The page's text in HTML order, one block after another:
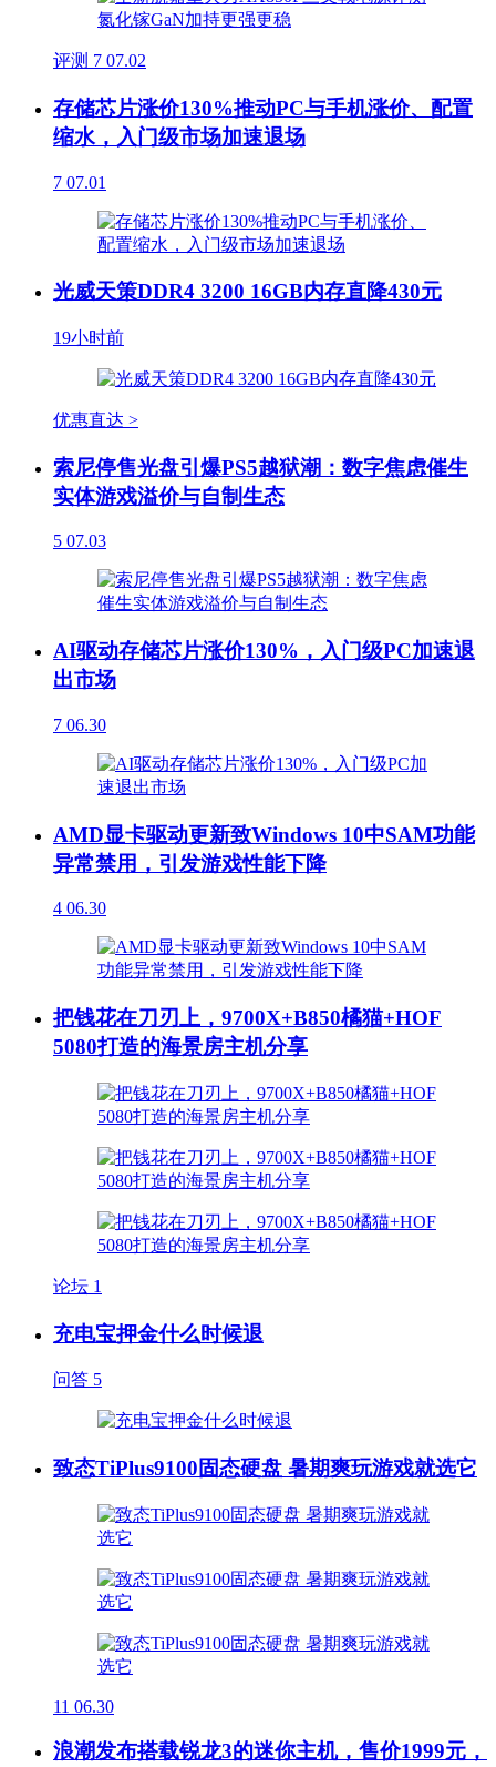
评测 7 07.02
存储芯片涨价130%推动PC与手机涨价、配置
缩水，入门级市场加速退场
7 07.01
光威天策DDR4 3200 16GB内存直降430元
19小时前
优惠直达 >
索尼停售光盘引爆PS5越狱潮：数字焦虑催生
实体游戏溢价与自制生态
5 07.03
AI驱动存储芯片涨价130%，入门级PC加速退
出市场
7 06.30
AMD显卡驱动更新致Windows 10中SAM功能
异常禁用，引发游戏性能下降
4 06.30
把钱花在刀刃上，9700X+B850橘猫+HOF
5080打造的海景房主机分享
论坛 1
充电宝押金什么时候退
问答 5
致态TiPlus9100固态硬盘 暑期爽玩游戏就选它
11 06.30
浪潮发布搭载锐龙3的迷你主机，售价1999元，